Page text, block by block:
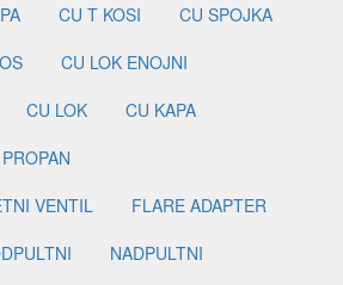
CU T KOSI
CU SPOJKA
CU LOK ENOJNI
CU LOK
CU KAPA
PROPAN
VENTIL
FLARE ADAPTER
NADPULTNI